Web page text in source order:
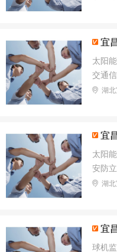
宜
太阳
交通
杆,球
湖
宜
太阳
安防
防火
湖
宜
球机